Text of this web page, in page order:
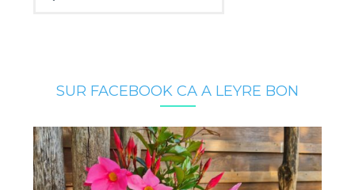
SUR FACEBOOK CA A LEYRE BON